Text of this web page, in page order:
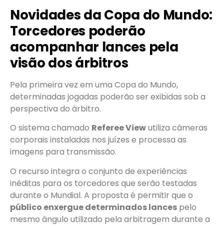
Novidades da Copa do Mundo:
Torcedores poderão
acompanhar lances pela
visão dos árbitros
Pela primeira vez em uma Copa do Mundo,
determinadas jogadas poderão ser exibidas sob a
perspectiva do árbitro.
O sistema chamado Referee Viewutiliza câmeras
corporais instaladas nos juízes e processa as
imagens para transmissão.
O recurso integra o conjunto de experiências
inéditas para os torcedores que serão testadas
durante o Mundial. A proposta é permitir que o
público enxergue determinados lances pelo
mesmo ângulo utilizado pela arbitragem durante a